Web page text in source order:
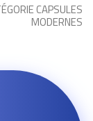
CAPSULES
MODERNES